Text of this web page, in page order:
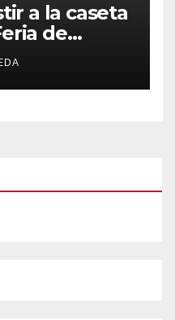
a la caseta
de